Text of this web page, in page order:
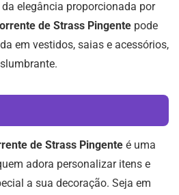
elegância proporcionada por
de Strass Pingente pode
em vestidos, saias e acessórios,
de Strass Pingente é uma
adora personalizar itens e
a sua decoração. Seja em